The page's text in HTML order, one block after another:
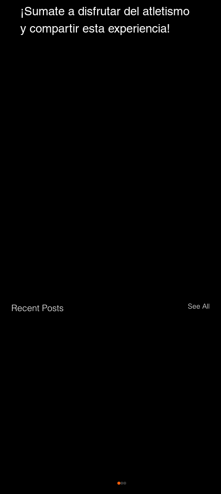
¡Sumate a disfrutar del atletismo
y compartir esta experiencia!
Recent Posts See All